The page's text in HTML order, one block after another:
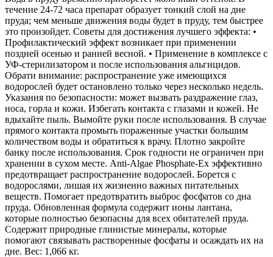
течение 24-72 часа препарат образует тонкий слой на дне
пруда; чем меньше движения воды будет в пруду, тем быстрее
это произойдет. Советы для достижения лучшего эффекта: •
Профилактический эффект возникает при применении
поздней осенью и ранней весной. • Применение в комплексе с
УФ-стерилизатором и после использования альгицидов.
Обрати внимание: распространение уже имеющихся
водорослей будет остановлено только через несколько недель.
Указания по безопасности: может вызвать раздражение глаз,
носа, горла и кожи. Избегать контакта с глазами и кожей. Не
вдыхайте пыль. Вымойте руки после использования. В случае
прямого контакта промыть пораженные участки большим
количеством воды и обратиться к врачу. Плотно закройте
банку после использования. Срок годности не ограничен при
хранении в сухом месте. Anti-Algae Phosphate-Ex эффективно
предотвращает распространение водорослей. Борется с
водорослями, лишая их жизненно важных питательных
веществ. Помогает предотвратить выброс фосфатов со дна
пруда. Обновленная формула содержит ионы лантана,
которые полностью безопасны для всех обитателей пруда.
Содержит природные глинистые минералы, которые
помогают связывать растворенные фосфаты и осаждать их на
дне. Вес: 1,066 кг.